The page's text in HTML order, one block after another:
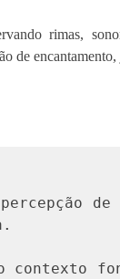
rimas,
de
contexto